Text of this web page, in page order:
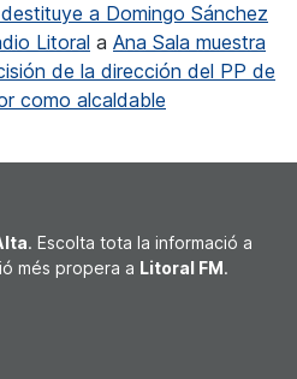
a Domingo Sánchez
Litoral a Ana Sala muestra
de la dirección del PP de
como alcaldable
. Escolta tota la informació a
més propera a Litoral FM.